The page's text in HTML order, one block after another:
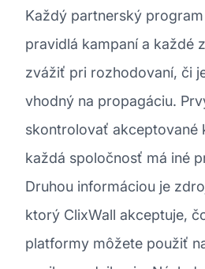
Každý partnerský
pravidlá kampaní a každé
zvážiť pri rozhodovaní, či
vhodný na propagáciu.
skontrolovať akceptované
každá spoločnosť má iné
Druhou informáciou je
ktorý ClixWall akceptuje,
platformy môžete použiť